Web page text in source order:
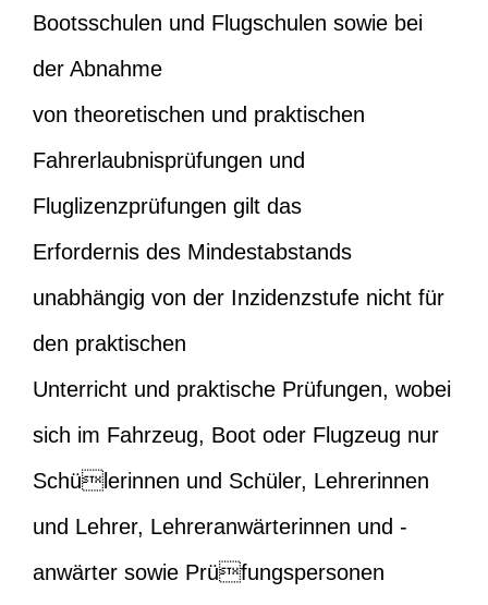
Bootsschulen und Flugschulen sowie bei
der Abnahme
von theoretischen und praktischen
Fahrerlaubnisprüfungen und
Fluglizenzprüfungen gilt das
Erfordernis des Mindestabstands
unabhängig von der Inzidenzstufe nicht für
den praktischen
Unterricht und praktische Prüfungen, wobei
sich im Fahrzeug, Boot oder Flugzeug nur
Schülerinnen und Schüler, Lehrerinnen
und Lehrer, Lehreranwärterinnen und -
anwärter sowie Prüfungspersonen